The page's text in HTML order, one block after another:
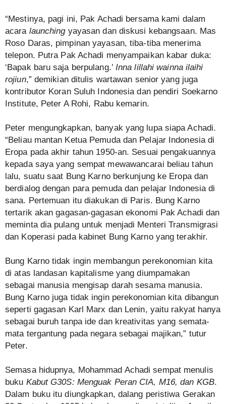
“Mestinya, pagi ini, Pak Achadi bersama kami dalam
acara launchingyayasan dan diskusi kebangsaan. Mas
Roso Daras, pimpinan yayasan, tiba-tiba menerima
telepon. Putra Pak Achadi menyampaikan kabar duka:
‘Bapak baru saja berpulang.’ Inna lillahi wainna ilaihi
rojiun,” demikian ditulis wartawan senior yang juga
kontributor Koran Suluh Indonesia dan pendiri Soekarno
Institute, Peter A Rohi, Rabu kemarin.
Peter mengungkapkan, banyak yang lupa siapa Achadi.
“Beliau mantan Ketua Pemuda dan Pelajar Indonesia di
Eropa pada akhir tahun 1950-an. Sesuai pengakuannya
kepada saya yang sempat mewawancarai beliau tahun
lalu, suatu saat Bung Karno berkunjung ke Eropa dan
berdialog dengan para pemuda dan pelajar Indonesia di
sana. Pertemuan itu diakukan di Paris. Bung Karno
tertarik akan gagasan-gagasan ekonomi Pak Achadi dan
meminta dia pulang untuk menjadi Menteri Transmigrasi
dan Koperasi pada kabinet Bung Karno yang terakhir.
Bung Karno tidak ingin membangun perekonomian kita
di atas landasan kapitalisme yang diumpamakan
sebagai manusia mengisap darah sesama manusia.
Bung Karno juga tidak ingin perekonomian kita dibangun
seperti gagasan Karl Marx dan Lenin, yaitu rakyat hanya
sebagai buruh tanpa ide dan kreativitas yang semata-
mata tergantung pada negara sebagai majikan,” tutur
Peter.
Semasa hidupnya, Mohammad Achadi sempat menulis
buku Kabut G30S: Menguak Peran CIA, M16, dan KGB.
Dalam buku itu diungkapkan, dalang peristiwa Gerakan